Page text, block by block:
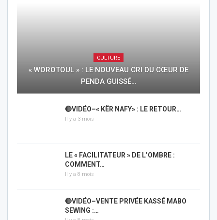
CULTURE
« WOROTOUL » : LE NOUVEAU CRI DU CŒUR DE
PENDA GUISSÉ…
🔴VIDÉO–« KËR NAFY» : LE RETOUR…
Il y a 3 mois
LE « FACILITATEUR » DE L’OMBRE :
COMMENT…
Il y a 8 mois
🔴VIDÉO–VENTE PRIVÉE KASSÉ MABO
SEWING :…